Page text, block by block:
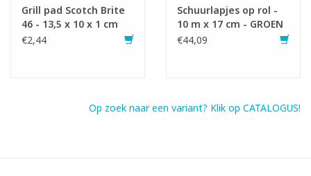
Grill pad Scotch Brite
46 - 13,5 x 10 x 1 cm
€2,44
Schuurlapjes op rol -
10 m x 17 cm - GROEN
€44,09
Op zoek naar een variant? Klik op CATALOGUS!